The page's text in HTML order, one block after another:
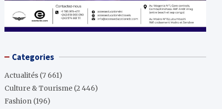
Categories
Actualités (7 661)
Culture & Tourisme (2 446)
Fashion (196)